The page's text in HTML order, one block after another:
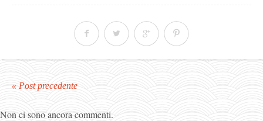
« Post precedente
Non ci sono ancora commenti.